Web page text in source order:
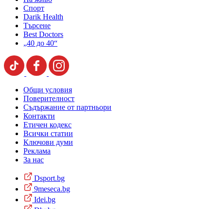
Спорт
Darik Health
Търсене
Best Doctors
„40 до 40“
Общи условия
Поверителност
Съдържание от партньори
Контакти
Етичен кодекс
Всички статии
Ключови думи
Реклама
За нас
Dsport.bg
9meseca.bg
Idei.bg